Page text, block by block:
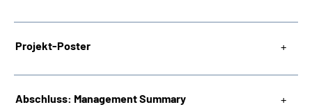
Projekt-Poster
Abschluss: Management Summary